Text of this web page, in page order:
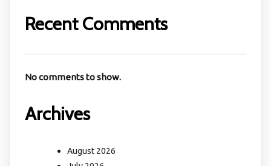
Recent Comments
No comments to show.
Archives
August 2026